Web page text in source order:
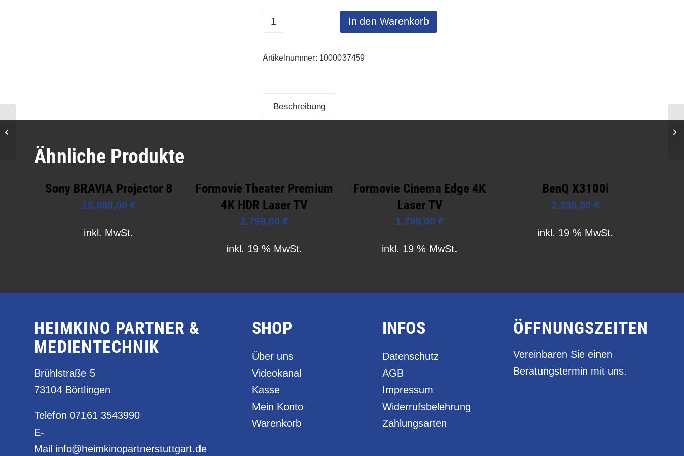
In den Warenkorb
Artikelnummer: 1000037459
Beschreibung
Ähnliche Produkte
Sony BRAVIA Projector 8
15.999,00 €
inkl. MwSt.
Formovie Theater Premium
4K HDR Laser TV
2.799,00 €
inkl. 19 % MwSt.
Formovie Cinema Edge 4K
Laser TV
1.799,00€
inkl. 19 % MwSt.
BenQ X3100i
2.335,00 €
inkl. 19 % MwSt.
HEIMKINO PARTNER &
MEDIENTECHNIK
Brühlstraße 5
73104 Börtlingen
Telefon 07161 3543990
E-
Mail info@heimkinopartnerstuttgart.de
SHOP
Über uns
Videokanal
Kasse
Mein Konto
Warenkorb
INFOS
Datenschutz
AGB
Impressum
Widerrufsbelehrung
Zahlungsarten
ÖFFNUNGSZEITEN
Vereinbaren Sie einen
Beratungstermin mit uns.